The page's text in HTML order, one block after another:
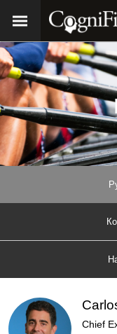
Chief